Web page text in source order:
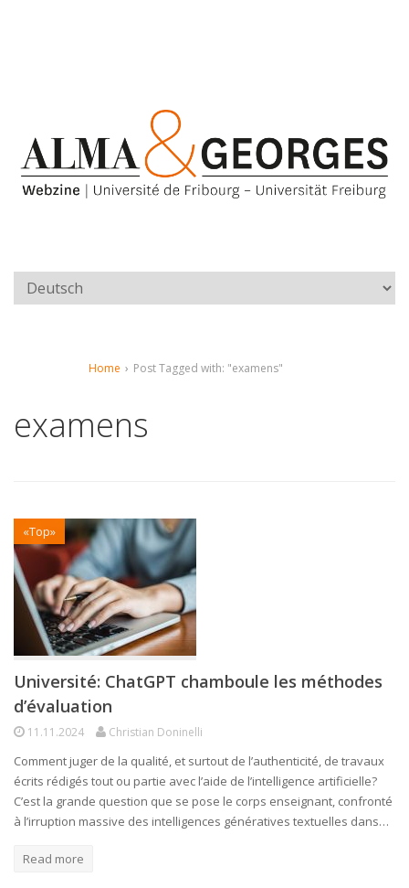
Home › Post Tagged with: "examens"
examens
«Top»
Université: ChatGPT chamboule les méthodes
d’évaluation
11.11.2024 Christian Doninelli
Comment juger de la qualité, et surtout de l’authenticité, de travaux
écrits rédigés tout ou partie avec l’aide de l’intelligence artificielle?
C’est la grande question que se pose le corps enseignant, confronté
à l’irruption massive des intelligences génératives textuelles dans…
Read more